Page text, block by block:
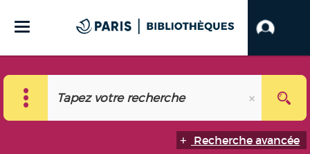
Recherche avancée